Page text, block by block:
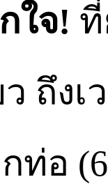
ใจ!
ถึง
ท่อ